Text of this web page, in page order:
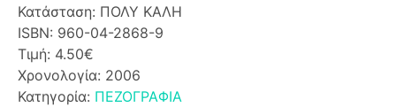
Κατάσταση: ΠΟΛΥ ΚΑΛΗ
ISBN: 960-04-2868-9
Τιμή: 4.50€
Χρονολογία: 2006
Κατηγορία: ΠΕΖΟΓΡΑΦΙΑ